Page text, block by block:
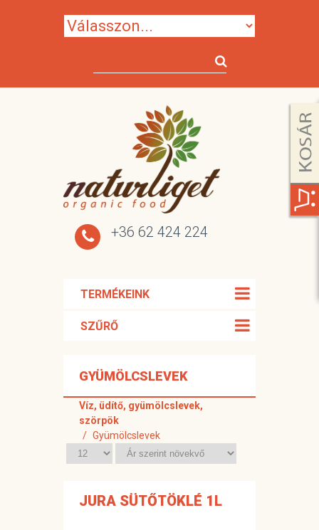
+36 62 424 224
TERMÉKEINK
SZŰRŐ
GYÜMÖLCSLEVEK
Víz, üdítő, gyümölcslevek,
szörpök
Gyümölcslevek
JURA SÜTŐTÖKLÉ 1L